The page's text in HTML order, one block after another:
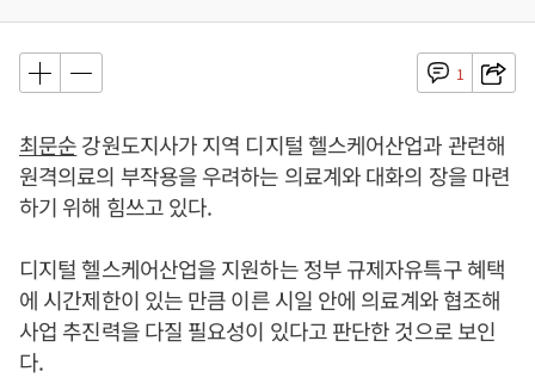
1
최문순강원도지사가 지역 디지털 헬스케어산업과 관련해
원격의료의 부작용을 우려하는 의료계와 대화의 장을 마련
하기 위해 힘쓰고 있다.
디지털 헬스케어산업을 지원하는 정부 규제자유특구 혜택
에 시간제한이 있는 만큼 이른 시일 안에 의료계와 협조해
사업 추진력을 다질 필요성이 있다고 판단한 것으로 보인
다.